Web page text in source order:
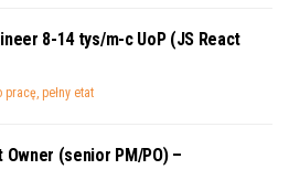
8-14 tys/m-c UoP (JS React
pracę, pełny etat
(senior PM/PO) –